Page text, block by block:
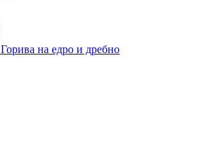
Горива на едро и дребно